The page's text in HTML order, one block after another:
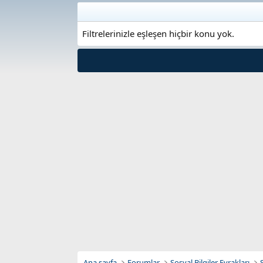
Filtrelerinizle eşleşen hiçbir konu yok.